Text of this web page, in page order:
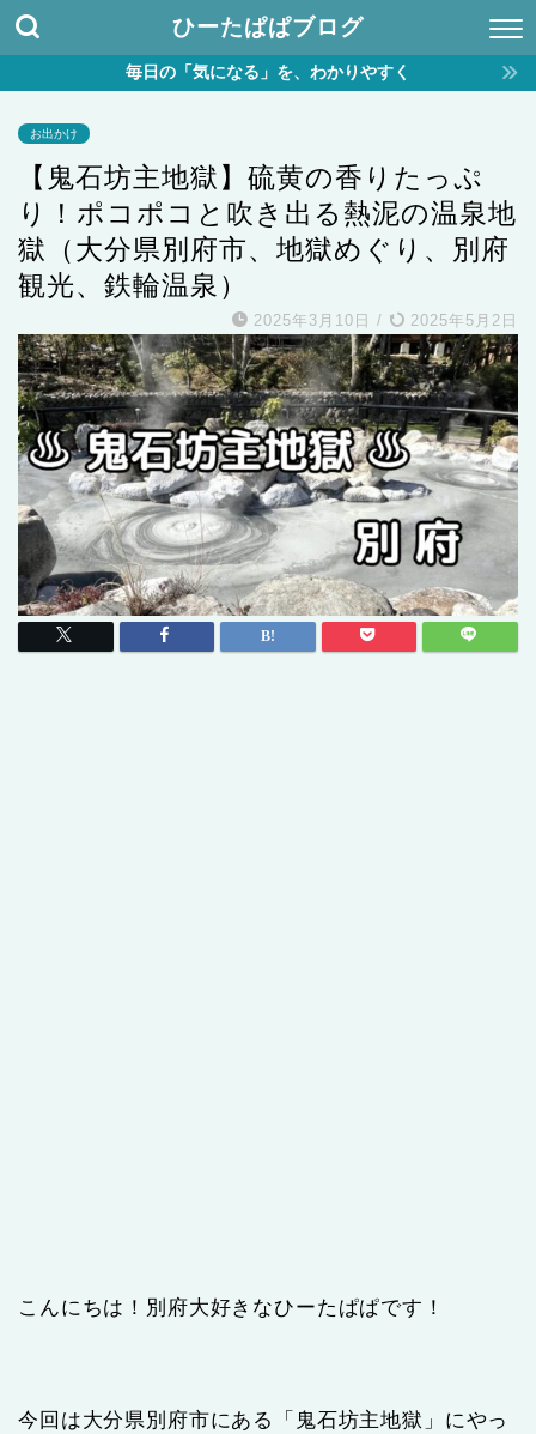
ひーたぱぱブログ
毎日の「気になる」を、わかりやすく
お出かけ
【鬼石坊主地獄】硫黄の香りたっぷ
り！ポコポコと吹き出る熱泥の温泉地
獄（大分県別府市、地獄めぐり、別府
観光、鉄輪温泉）
2025年3月10日 / 2025年5月2日
こんにちは！別府大好きなひーたぱぱです！
今回は大分県別府市にある「鬼石坊主地獄」にやっ